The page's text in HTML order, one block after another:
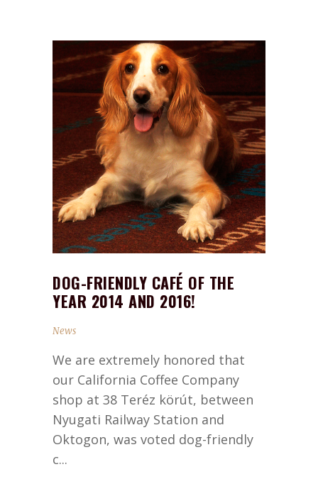
DOG-FRIENDLY CAFÉ OF THE
YEAR 2014 AND 2016!
News
We are extremely honored that
our California Coffee Company
shop at 38 Teréz körút, between
Nyugati Railway Station and
Oktogon, was voted dog-friendly
c...